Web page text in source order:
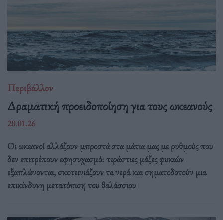
Περιβάλλον
Δραματική προειδοποίηση για τους ωκεανούς
20.01.26
Οι ωκεανοί αλλάζουν μπροστά στα μάτια μας με ρυθμούς που
δεν επιτρέπουν εφησυχασμό: τεράστιες μάζες φυκιών
εξαπλώνονται, σκοτεινιάζουν τα νερά και σηματοδοτούν μια
επικίνδυνη μετατόπιση του θαλάσσιου